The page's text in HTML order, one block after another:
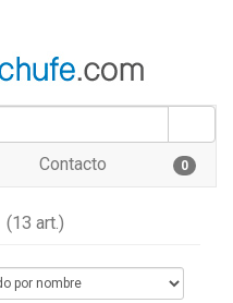
Contacto 0
(13 art.)